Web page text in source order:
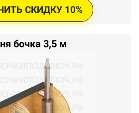
СКИДКУ 10%
бочка 3,5 м